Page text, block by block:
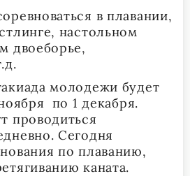
в плавании,
настольном
двоеборье,
молодежи будет
по 1 декабря.
проводиться
Сегодня
по плаванию,
каната.